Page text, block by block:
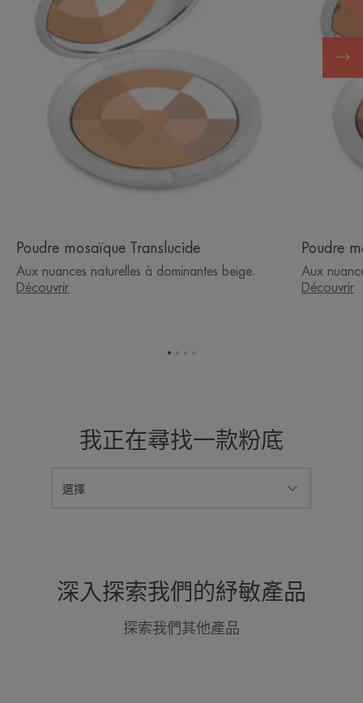
Poudre mosaïque Translucide
Aux nuances naturelles à dominantes beige.
Découvrir
Poudre
Aux
Découvrir
1 23
我正在尋找一款粉底
選擇
深入探索我們的紓敏產品
探索我們其他產品